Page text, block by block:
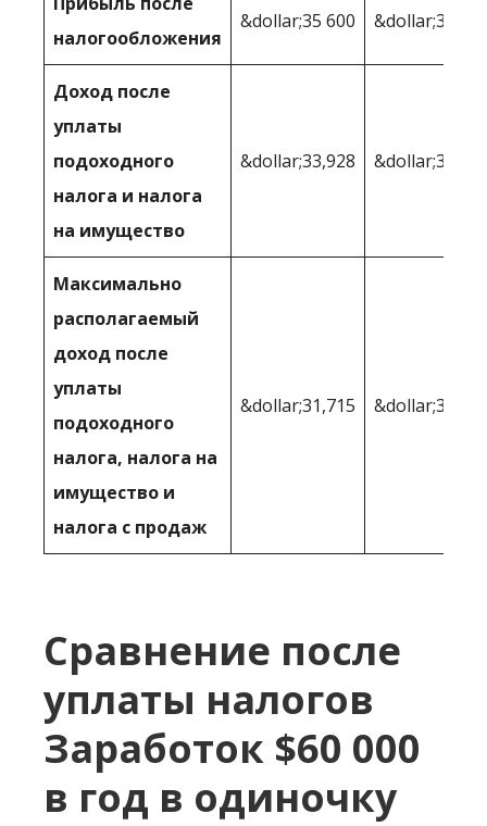
налогообложения
&dollar;35 600
Доход после
уплаты
подоходного
налога и налога
на имущество
&dollar;33,928
Максимально
располагаемый
доход после
уплаты
подоходного
налога, налога на
имущество и
налога с продаж
&dollar;31,715
Сравнение после
уплаты налогов
Заработок $60 000
в год в одиночку